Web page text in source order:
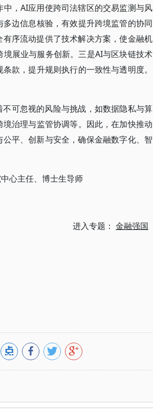
，AI应用使跨司法辖区的交易监测与风
边信息核验，有效提升跨境监管的协同
序流动提供了技术解决方案，使金融机
展业与服务创新。三是AI与区块链技术
款，提升规则执行的一致性与透明度。
可忽视的风险与挑战，如数据隐私与算
治理与监管协调等。因此，在加快推动
平、创新与安全，确保金融数字化、智
心主任、博士生导师
进入专题： 金融强国